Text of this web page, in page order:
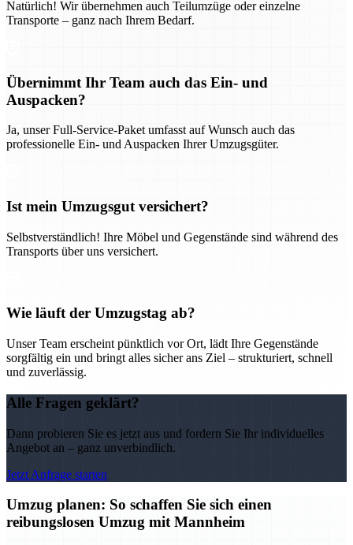
Natürlich! Wir übernehmen auch Teilumzüge oder einzelne
Transporte – ganz nach Ihrem Bedarf.
Übernimmt Ihr Team auch das Ein- und
Auspacken?
Ja, unser Full-Service-Paket umfasst auf Wunsch auch das
professionelle Ein- und Auspacken Ihrer Umzugsgüter.
Ist mein Umzugsgut versichert?
Selbstverständlich! Ihre Möbel und Gegenstände sind während des
Transports über uns versichert.
Wie läuft der Umzugstag ab?
Unser Team erscheint pünktlich vor Ort, lädt Ihre Gegenstände
sorgfältig ein und bringt alles sicher ans Ziel – strukturiert, schnell
und zuverlässig.
Alle Fragen geklärt?
Dann probieren Sie es jetzt aus und fordern Sie Ihr individuelles
Angebot an – ganz unverbindlich.
Jetzt Anfrage starten
Umzug planen: So schaffen Sie sich einen
reibungslosen Umzug mit Mannheim